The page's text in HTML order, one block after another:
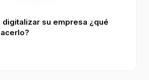
su empresa ¿qué